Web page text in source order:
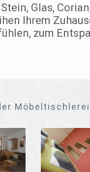
Glas,
Ihrem
zum